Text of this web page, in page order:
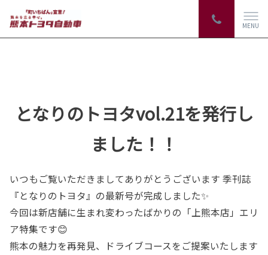
MENU
となりのトヨタvol.21を発行し
ました！！
いつもご覧いただきましてありがとうございます 季刊誌
『となりのトヨタ』の最新号が完成しました✨
今回は新店舗に生まれ変わったばかりの「上熊本店」エリ
ア特集です😊
熊本の魅力を再発見、ドライブコースをご提案いたします